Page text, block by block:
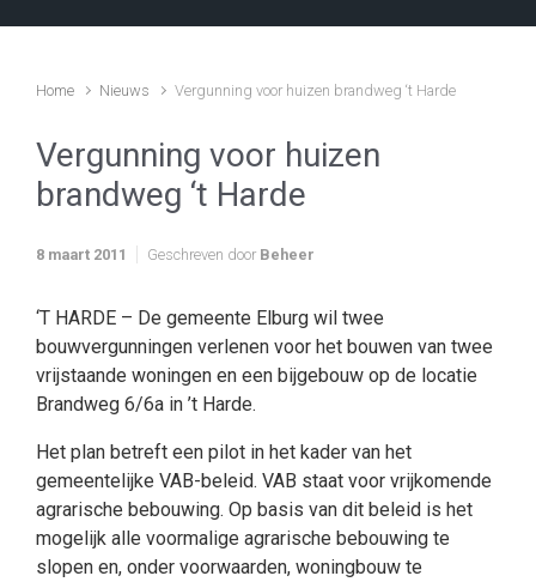
Home Nieuws Vergunning voor huizen brandweg ‘t Harde
Vergunning voor huizen
brandweg ‘t Harde
8 maart 2011 Geschreven door Beheer
‘T HARDE – De gemeente Elburg wil twee
bouwvergunningen verlenen voor het bouwen van twee
vrijstaande woningen en een bijgebouw op de locatie
Brandweg 6/6a in ’t Harde.
Het plan betreft een pilot in het kader van het
gemeentelijke VAB-beleid. VAB staat voor vrijkomende
agrarische bebouwing. Op basis van dit beleid is het
mogelijk alle voormalige agrarische bebouwing te
slopen en, onder voorwaarden, woningbouw te